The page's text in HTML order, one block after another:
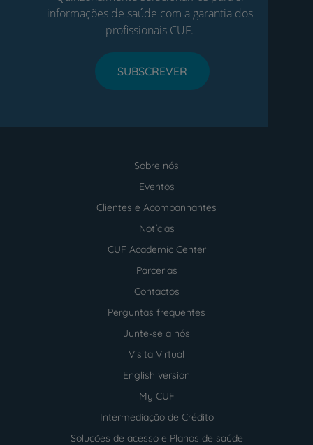
informações de saúde com a garantia dos
profissionais CUF.
SUBSCREVER
Sobre nós
Eventos
Clientes e Acompanhantes
Notícias
CUF Academic Center
Parcerias
Contactos
Perguntas frequentes
Junte-se a nós
Visita Virtual
English version
My CUF
Intermediação de Crédito
Soluções de acesso e Planos de saúde